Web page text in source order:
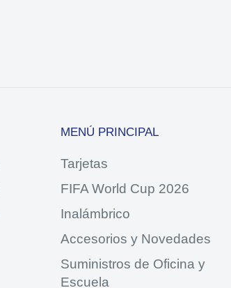
MENÚ PRINCIPAL
Tarjetas
FIFA World Cup 2026
Inalámbrico
Accesorios y Novedades
Suministros de Oficina y
Escuela